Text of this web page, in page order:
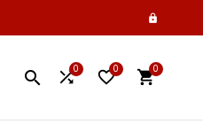

 0 0 0